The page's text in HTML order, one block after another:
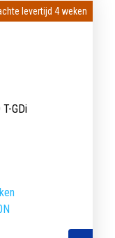
levertijd 4 weken
levertijd 4 weken